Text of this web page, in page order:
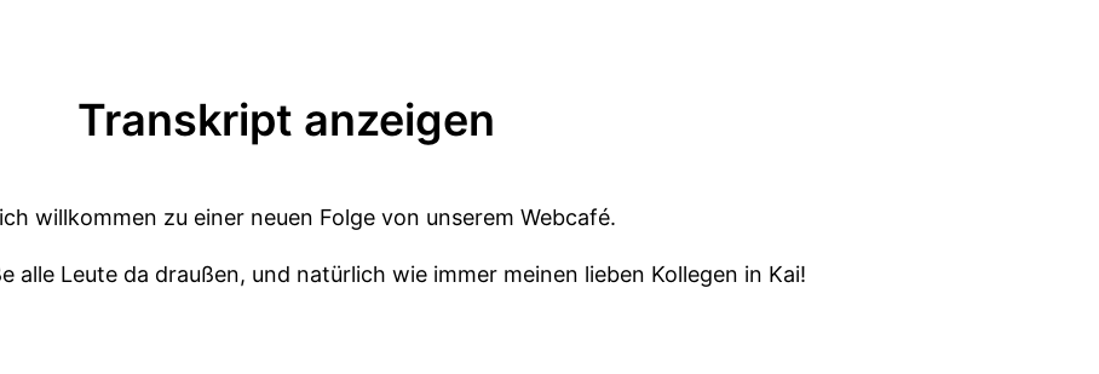
Transkript anzeigen
willkommen zu einer neuen Folge von unserem Webcafé.
alle Leute da draußen, und natürlich wie immer meinen lieben Kollegen in Kai!